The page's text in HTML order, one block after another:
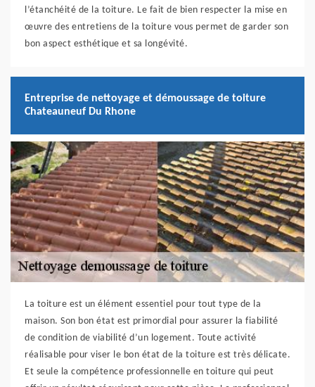
l’étanchéité de la toiture. Le fait de bien respecter la mise en
œuvre des entretiens de la toiture vous permet de garder son
bon aspect esthétique et sa longévité.
Entreprise de nettoyage et démoussage de toiture
Chateauneuf Du Rhone
La toiture est un élément essentiel pour tout type de la
maison. Son bon état est primordial pour assurer la fiabilité
de condition de viabilité d’un logement. Toute activité
réalisable pour viser le bon état de la toiture est très délicate.
Et seule la compétence professionnelle en toiture qui peut